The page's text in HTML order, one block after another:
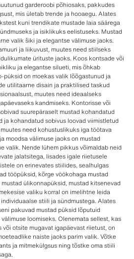
garderoobi põhiosaks, pakkudes
mis ületab trende ja hooaegu. Alates
kuni trendikate mustade laia säärega
ja isiklikuks eelistuseks. Mustad
valik šiki ja elegantse välimuse jaoks.
ja liikuvust, muutes need stiilseks
ürituste jaoks. Koos kontsade või
ja elegantse silueti, mis õhkab
püksid on moekas valik lõõgastunud ja
utilitaarne disain ja praktilised taskud
muutes need ideaalseks
kandmiseks. Kontorisse või
suurepäraselt mustad kohandatud
ja kohandatud sobivus loovad viimistletud
need kohustuslikuks iga töötava
moodsa välimuse jaoks on mustad
valik. Nende lühem pikkus võimaldab neid
jalatsitega, lisades igale riietusele
on erinevates stiilides, sealhulgas
tööpüksid, kõrge vöökohaga mustad
ülikonnapüksid, mustad kitsenevad
valiku korral on imelihtne leida
stiili ja sündmustega. Alates
pakuvad mustad püksid lõputuid
loomiseks. Olenemata sellest, kas
otsite mugavat igapäevast riietust, on
naiste jaoks parim valik. Võtke
ja mitmekülgsus ning tõstke oma stiili